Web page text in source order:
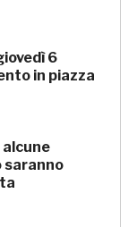
6
in piazza
alcune
saranno